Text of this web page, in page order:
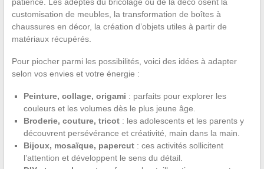
customisation de meubles, la transformation de boîtes à
chaussures en décor, la création d’objets utiles à partir de
matériaux récupérés.
Pour piocher parmi les possibilités, voici des idées à adapter
selon vos envies et votre énergie :
Peinture, collage, origami : parfaits pour explorer les
couleurs et les volumes dès le plus jeune âge.
Broderie, couture, tricot: les adolescents et les parents y
découvrent persévérance et créativité, main dans la main.
Bijoux, mosaïque, papercut: ces activités sollicitent
l’attention et développent le sens du détail.